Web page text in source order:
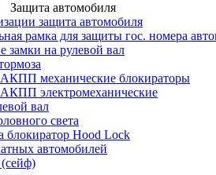
Защита автомобиля
защита автомобиля
рамка для защиты гос. номера
замки на рулевой вал
механические блокираторы
электромеханические
вал
света
блокиратор Hood Lock
автомобилей